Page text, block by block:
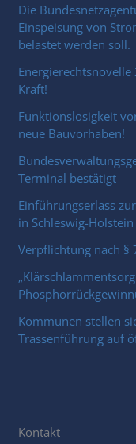
Die
Einspeisung von
belastet werden soll.
Kraft!
Funktionslosigkeit
neue Bauvorhaben!
Terminal bestätigt
Einführungserlass
in Schleswig-Holstein
Verpflichtung nach §
Kommunen stellen
Trassenführung auf
Kontakt